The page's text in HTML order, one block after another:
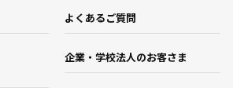
よくあるご質問
企業・学校法人のお客さま